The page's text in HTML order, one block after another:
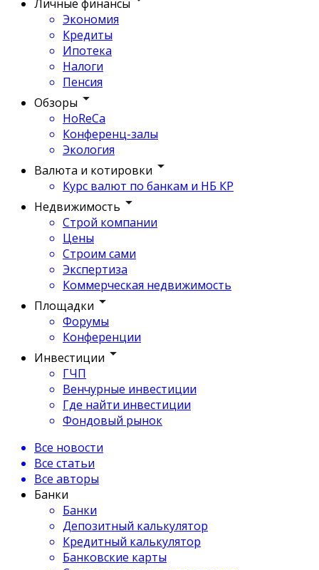
Личные финансы
Экономия
Кредиты
Ипотека
Налоги
Пенсия
Обзоры
HoReCa
Конференц-залы
Экология
Валюта и котировки
Курс валют по банкам и НБ КР
Недвижимость
Строй компании
Цены
Строим сами
Экспертиза
Коммерческая недвижимость
Площадки
Форумы
Конференции
Инвестиции
ГЧП
Венчурные инвестиции
Где найти инвестиции
Фондовый рынок
Все новости
Все статьи
Все авторы
Банки
Банки
Депозитный калькулятор
Кредитный калькулятор
Банковские карты